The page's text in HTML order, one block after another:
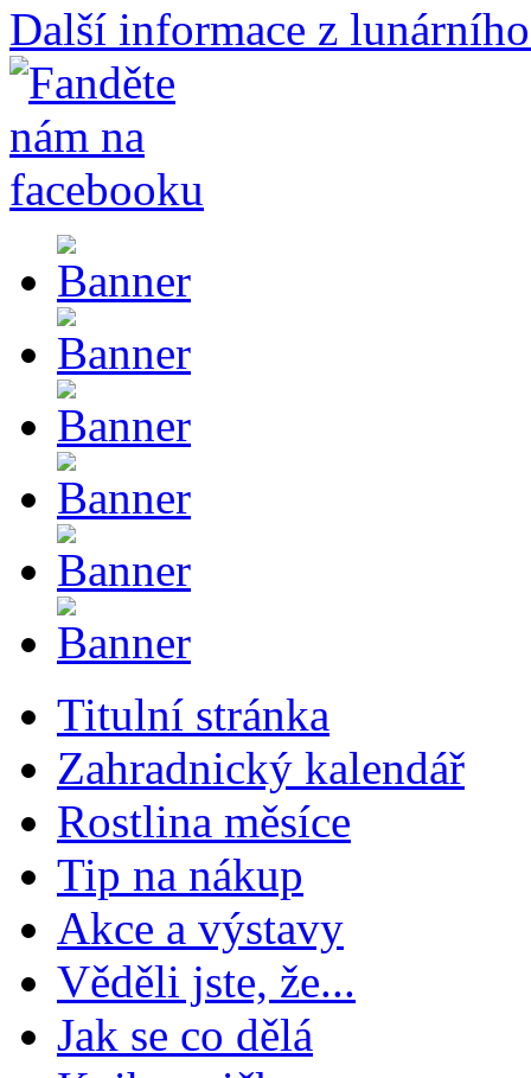
Další informace z
Titulní stránka
Zahradnický kalendář
Rostlina měsíce
Tip na nákup
Akce a výstavy
Věděli jste, že...
Jak se co dělá